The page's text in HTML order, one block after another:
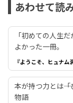
あわせて読
「初めての人生
よかった一冊。
『ようこそ、ヒュナム
本が持つ力とは――
物語